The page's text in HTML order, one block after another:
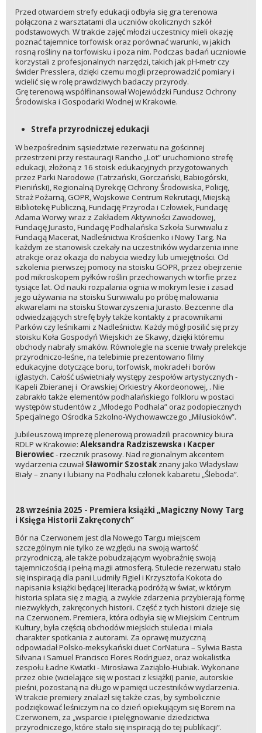
Przed otwarciem strefy edukacji odbyła się gra terenowa
połączona z warsztatami dla uczniów okolicznych szkół
podstawowych. W trakcie zajęć młodzi uczestnicy mieli okazję
poznać tajemnice torfowisk oraz porównać warunki, w jakich
rosną rośliny na torfowisku i poza nim. Podczas badań uczniowie
korzystali z profesjonalnych narzędzi, takich jak pH-metr czy
świder Presslera, dzięki czemu mogli przeprowadzić pomiary i
wcielić się w rolę prawdziwych badaczy przyrody.
Grę terenową współfinansował Wojewódzki Fundusz Ochrony
Środowiska i Gospodarki Wodnej w Krakowie.
Strefa przyrodniczej edukacji
W bezpośrednim sąsiedztwie rezerwatu na gościnnej
przestrzeni przy restauracji Rancho „Lot” uruchomiono strefę
edukacji, złożoną z 16 stoisk edukacyjnych przygotowanych
przez Parki Narodowe (Tatrzański, Gorczański, Babiogórski,
Pieniński), Regionalną Dyrekcję Ochrony Środowiska, Policję,
Straż Pożarną, GOPR, Wojskowe Centrum Rekrutacji, Miejską
Bibliotekę Publiczną, Fundację Przyroda i Człowiek, Fundację
Adama Worwy wraz z Zakładem Aktywności Zawodowej,
Fundację Jurasto, Fundację Podhalańska Szkoła Surwiwalu z
Fundacją Macerat, Nadleśnictwa Krościenko i Nowy Targ. Na
każdym ze stanowisk czekały na uczestników wydarzenia inne
atrakcje oraz okazja do nabycia wiedzy lub umiejętności. Od
szkolenia pierwszej pomocy na stoisku GOPR, przez obejrzenie
pod mikroskopem pyłków roślin przechowanych w torfie przez
tysiące lat. Od nauki rozpalania ognia w mokrym lesie i zasad
jego używania na stoisku Surwiwalu po próbę malowania
akwarelami na stoisku Stowarzyszenia Jurasto. Bezcenne dla
odwiedzających strefę były także kontakty z pracownikami
Parków czy leśnikami z Nadleśnictw. Każdy mógł posilić się przy
stoisku Koła Gospodyń Wiejskich ze Skawy, dzięki któremu
obchody nabrały smaków. Równolegle na scenie trwały prelekcje
przyrodniczo-leśne, na telebimie prezentowano filmy
edukacyjne dotyczące boru, torfowisk, mokradeł i borów
iglastych. Całość uświetniały występy zespołów artystycznych -
Kapeli Zbieranej i Orawskiej Orkiestry Akordeonowej, . Nie
zabrakło także elementów podhalańskiego folkloru w postaci
występów studentów z „Młodego Podhala” oraz podopiecznych
Specjalnego Ośrodka Szkolno-Wychowawczego „Milusioków”.
Jubileuszową imprezę plenerową prowadzili pracownicy biura
RDLP w Krakowie: Aleksandra Radziszewska i Kacper
Bierowiec- rzecznik prasowy. Nad regionalnym akcentem
wydarzenia czuwałSławomir Szostak znany jako Władysław
Biały – znany i lubiany na Podhalu członek kabaretu „Śleboda”.
28 września 2025 - Premiera książki „Magiczny Nowy Targ
i Księga Historii Zakręconych”
Bór na Czerwonem jest dla Nowego Targu miejscem
szczególnym nie tylko ze względu na swoją wartość
przyrodniczą, ale także pobudzającym wyobraźnię swoją
tajemniczością i pełną magii atmosferą. Stulecie rezerwatu stało
się inspiracją dla pani Ludmiły Figiel i Krzysztofa Kokota do
napisania książki będącej literacką podróżą w świat, w którym
historia splata się z magią, a zwykłe zdarzenia przybierają formę
niezwykłych, zakręconych historii. Część z tych historii dzieje się
na Czerwonem. Premiera, która odbyła się w Miejskim Centrum
Kultury, była częścią obchodów miejskich stulecia i miała
charakter spotkania z autorami. Za oprawę muzyczną
odpowiadał Polsko-meksykański duet CorNatura – Sylwia Basta
Silvana i Samuel Francisco Flores Rodriguez, oraz wokalistka
zespołu Ładne Kwiatki - Mirosława Zaziąbło-Hubiak. Wykonane
przez obie (wcielające się w postaci z książki) panie, autorskie
pieśni, pozostaną na długo w pamięci uczestników wydarzenia.
W trakcie premiery znalazł się także czas, by symbolicznie
podziękować leśniczym na co dzień opiekującym się Borem na
Czerwonem, za „wsparcie i pielęgnowanie dziedzictwa
przyrodniczego, które stało się inspiracją do tej publikacji”.